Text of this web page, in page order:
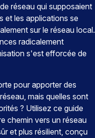
réseau qui supposaient
et les applications se
sur le réseau local.
radicalement
s'est efforcée de
pour apporter des
mais quelles sont
? Utilisez ce guide
chemin vers un réseau
et plus résilient, conçu